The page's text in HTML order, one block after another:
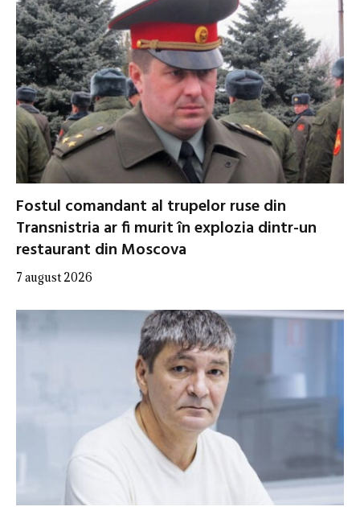
Fostul comandant al trupelor ruse din
Transnistria ar fi murit în explozia dintr-un
restaurant din Moscova
7 august 2026